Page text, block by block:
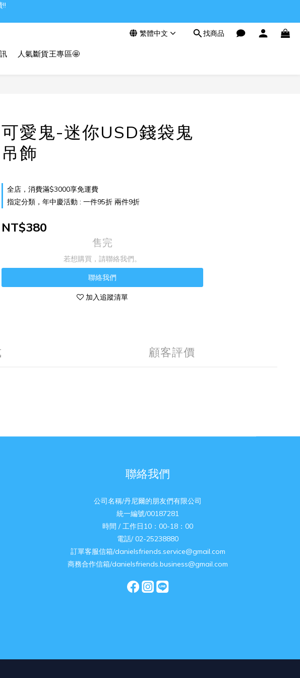
繁體中文
找商品
人氣斷貨王專區🤩
可愛鬼-迷你USD錢袋鬼
吊飾
全店，消費滿$3000享免運費
指定分類，年中慶活動 : 一件95折 兩件9折
NT$380
售完
若想購買，請聯絡我們。
聯絡我們
加入追蹤清單
顧客評價
聯絡我們
公司名稱/丹尼爾的朋友們有限公司
統一編號/00187281
時間 / 工作日10：00-18：00
電話/ 02-25238880
訂單客服信箱/danielsfriends.service@gmail.com
商務合作信箱/danielsfriends.business@gmail.com